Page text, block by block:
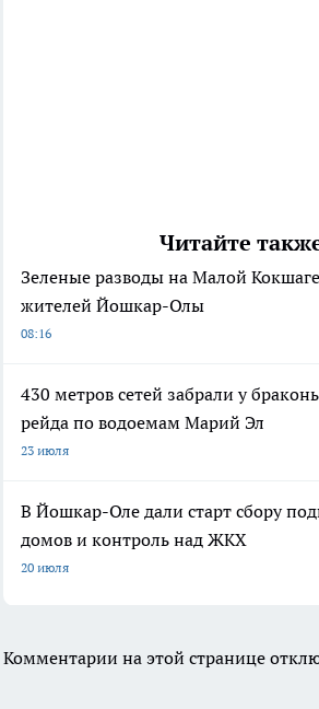
Читайте
Зеленые разводы на Малой
жителей Йошкар-Олы
08:16
430 метров сетей забрали у
рейда по водоемам Марий Эл
23 июля
В Йошкар-Оле дали старт сбору
домов и контроль над ЖКХ
20 июля
Комментарии на этой странице